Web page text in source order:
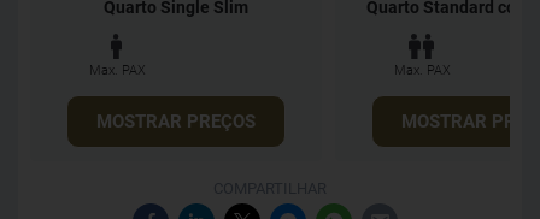
Quarto Single Slim
Max. PAX
MOSTRAR PREÇOS
Quarto Standard com
Max. PAX
MOSTRAR